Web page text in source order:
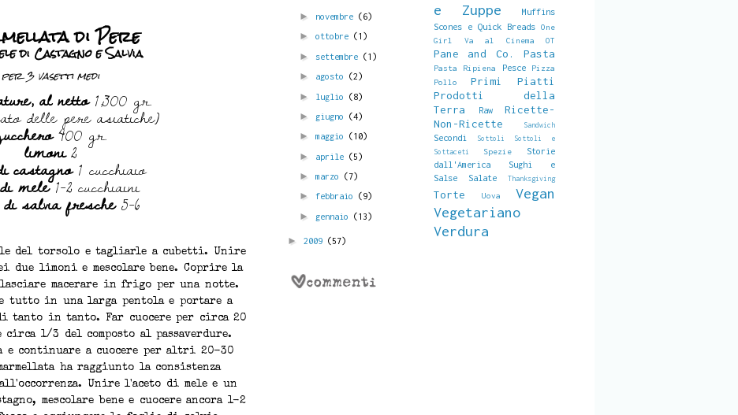
di Pere
di Castagno e Salvia
per 3 vasetti medi
al netto1,300 gr.
delle pere asiatiche)
400 gr.
limoni2
castagno1 cucchiaio
mele1-2 cucchiaini
salvia fresche5-6
del torsolo e tagliarle a cubetti. Unire
due limoni e mescolare bene. Coprire la
macerare in frigo per una notte.
tutto in una larga pentola e portare a
tanto in tanto. Far cuocere per circa 20
1/3 del composto al passaverdure.
e continuare a cuocere per altri 20-30
ha raggiunto la consistenza
all'occorrenza. Unire l'aceto di mele e un
mescolare bene e cuocere ancora 1-2
► novembre (6)
► ottobre (1)
► settembre (1)
► agosto (2)
► luglio (8)
► giugno (4)
► maggio (10)
► aprile (5)
► marzo (7)
► febbraio (9)
► gennaio (13)
► 2009 (57)
e Zuppe
Muffins
Scones e Quick Breads One
Girl Va al Cinema
OT
Pane and Co. Pasta
Pasta Ripiena Pesce
Pizza
Pollo
Primi Piatti
Prodotti della
Terra
Raw
Ricette-
Non-Ricette
Sandwich
Secondi Sottoli
Sottoli e
Sottaceti
Spezie
Storie
dall'America
Sughi e
Salse Salate
Thanksgiving
Torte Uova
Vegan
Vegetariano
Verdura